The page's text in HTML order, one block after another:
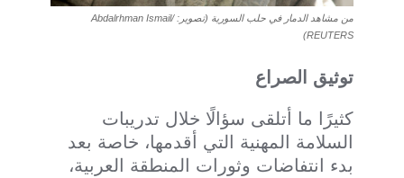
من مشاهد الدمار في حلب السورية (تصوير: Abdalrhman Ismail/
REUTERS)
توثيق الصراع
كثيرًا ما أتلقى سؤالًا خلال تدريبات
السلامة المهنية التي أقدمها، خاصة بعد
بدء انتفاضات وثورات المنطقة العربية،